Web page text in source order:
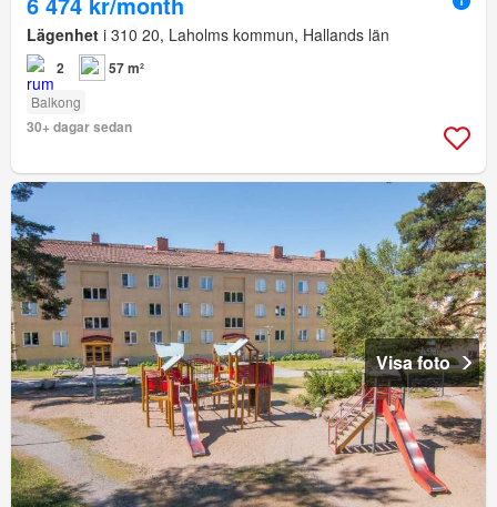
Lägenhet i 310 20, Laholms kommun, Hallands län
2 57 m²
Balkong
30+ dagar sedan
Visa foto